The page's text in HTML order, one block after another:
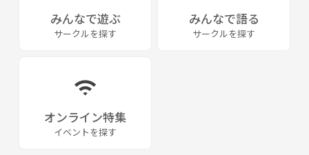
みんなで遊ぶ
サークルを探す
みんなで語る
サークルを探す
オンライン特集
イベントを探す